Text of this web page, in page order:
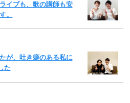
イブも、歌の講師も安
。
が、吐き癖のある私に
た